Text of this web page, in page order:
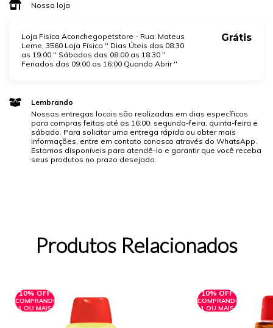
Nossa loja
Loja Fisica Aconchegopetstore - Rua: Mateus
Leme, 3560 Loja Física '' Dias Úteis das 08:30
as 19:00 '' Sábados das 08:00 as 18:30 ''
Feriados das 09:00 as 16:00 Quando Abrir ''
Grátis
Lembrando
Nossas entregas locais são realizadas em dias específicos
para compras feitas até as 16:00: segunda-feira, quinta-feira e
sábado. Para solicitar uma entrega rápida ou obter mais
informações, entre em contato conosco através do WhatsApp.
Estamos disponíveis para atendê-lo e garantir que você receba
seus produtos no prazo desejado.
Produtos Relacionados
10% OFF
COMPRANDO
1 OU MAIS
10% OFF
COMPRANDO
1 OU MAIS